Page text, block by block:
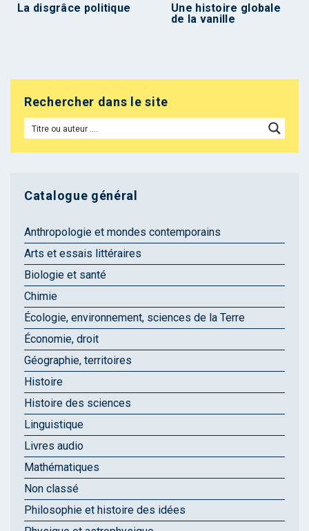
La disgrâce politique
Une histoire globale
de la vanille
Rechercher dans le site
Catalogue général
Anthropologie et mondes contemporains
Arts et essais littéraires
Biologie et santé
Chimie
Écologie, environnement, sciences de la Terre
Économie, droit
Géographie, territoires
Histoire
Histoire des sciences
Linguistique
Livres audio
Mathématiques
Non classé
Philosophie et histoire des idées